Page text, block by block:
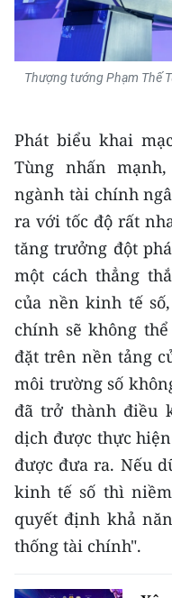
Duyên hải Nam
Nguyên
Đông Nam Bộ
Chuyên trang Hà Nội
Chuyên trang TP.
CHUYÊN ĐỀ
CÁC CHUYÊN TRANG
VỀ BÁO NHÂN DÂN
THỜI NAY
NHÂN DÂN CUỐI
NHÂN DÂN HẰNG
MUA BÁO
ĐỌC BÁO IN
Thượng tướng Phạm Thế
Phát biểu khai
Tùng nhấn
ngành tài chính
ra với tốc độ rất
tăng trưởng đột
một cách thẳng
của nền kinh tế
chính sẽ không
đặt trên nền tảng
môi trường số
đã trở thành điều
dịch được thực
được đưa ra. Nếu
kinh tế số thì
quyết định khả
thống tài chính".